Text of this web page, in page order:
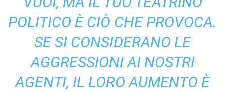
POLITICO È CIÒ CHE PROVOCA.
SE SI CONSIDERANO LE
AGGRESSIONI AI NOSTRI
AGENTI, IL LORO AUMENTO È